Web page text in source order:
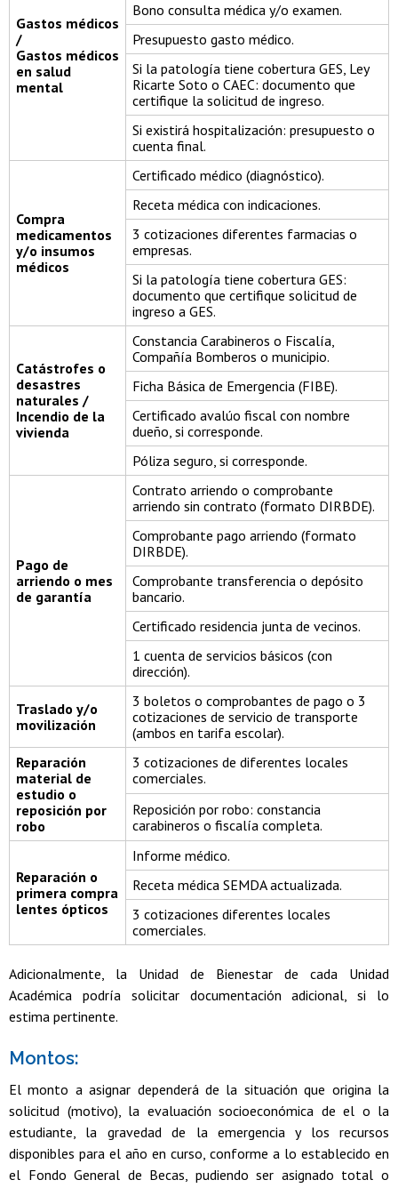
Gastos médicos
/
Gastos médicos
en salud
mental
Bono consulta médica y/o examen.
Presupuesto gasto médico.
Si la patología tiene cobertura GES, Ley
Ricarte Soto o CAEC: documento que
certifique la solicitud de ingreso.
Si existirá hospitalización: presupuesto o
cuenta final.
Compra
medicamentos
y/o insumos
médicos
Certificado médico (diagnóstico).
Receta médica con indicaciones.
3 cotizaciones diferentes farmacias o
empresas.
Si la patología tiene cobertura GES:
documento que certifique solicitud de
ingreso a GES.
Catástrofes o
desastres
naturales /
Incendio de la
vivienda
Constancia Carabineros o Fiscalía,
Compañía Bomberos o municipio.
Ficha Básica de Emergencia (FIBE).
Certificado avalúo fiscal con nombre
dueño, si corresponde.
Póliza seguro, si corresponde.
Pago de
arriendo o mes
de garantía
Contrato arriendo o comprobante
arriendo sin contrato (formato DIRBDE).
Comprobante pago arriendo (formato
DIRBDE).
Comprobante transferencia o depósito
bancario.
Certificado residencia junta de vecinos.
1 cuenta de servicios básicos (con
dirección).
Traslado y/o
movilización
3 boletos o comprobantes de pago o 3
cotizaciones de servicio de transporte
(ambos en tarifa escolar).
Reparación
material de
estudio o
reposición por
robo
3 cotizaciones de diferentes locales
comerciales.
Reposición por robo: constancia
carabineros o fiscalía completa.
Reparación o
primera compra
lentes ópticos
Informe médico.
Receta médica SEMDA actualizada.
3 cotizaciones diferentes locales
comerciales.
Adicionalmente, la Unidad de Bienestar de cada Unidad
Académica podría solicitar documentación adicional, si lo
estima pertinente.
Montos:
El monto a asignar dependerá de la situación que origina la
solicitud (motivo), la evaluación socioeconómica de el o la
estudiante, la gravedad de la emergencia y los recursos
disponibles para el año en curso, conforme a lo establecido en
el Fondo General de Becas, pudiendo ser asignado total o